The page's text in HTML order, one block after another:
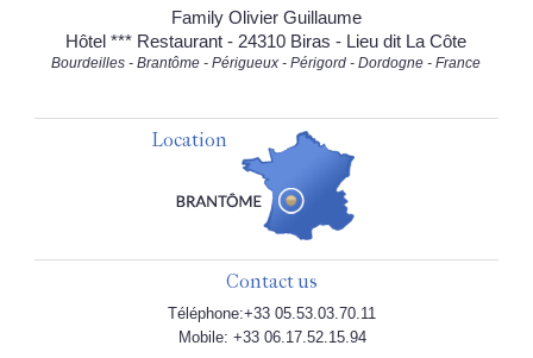
Family Olivier Guillaume
Hôtel *** Restaurant - 24310 Biras - Lieu dit La Côte
Bourdeilles - Brantôme - Périgueux - Périgord - Dordogne - France
Location
Contact us
Téléphone:+33 05.53.03.70.11
Mobile: +33 06.17.52.15.94